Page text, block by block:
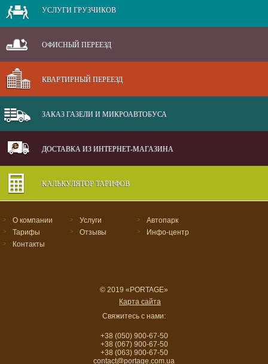
УСЛУГИ ГРУЗЧИКОВ
ОФИСНЫЙ ПЕРЕЕЗД
КВАРТИРНЫЙ ПЕРЕЕЗД
ЗАКАЗ ГАЗЕЛИ И МИКРОАВТОБУСА
ДОСТАВКА ИЗ ИНТЕРНЕТ-МАГАЗИНА
КАЛЬКУЛЯТОР ТАРИФОВ
> О компании > Услуги > Автопарк
> Тарифы > Отзывы > Инфо-центр
> Контакты
© 2019 «PORTAGE»
Карта сайта
Свяжитесь с нами:
+38 (050) 900-67-50
+38 (067) 900-67-50
+38 (063) 900-67-50
contact@portage.com.ua